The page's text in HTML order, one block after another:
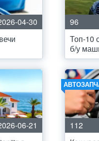
04-30
96
Топ-10
б/у
06-21
112